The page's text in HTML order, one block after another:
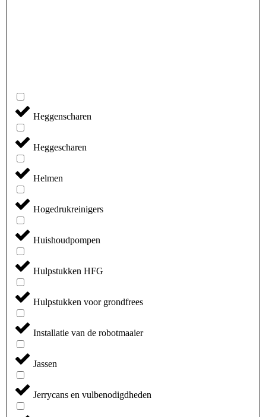
Heggenscharen
Heggescharen
Helmen
Hogedrukreinigers
Huishoudpompen
Hulpstukken HFG
Hulpstukken voor grondfrees
Installatie van de robotmaaier
Jassen
Jerrycans en vulbenodigdheden